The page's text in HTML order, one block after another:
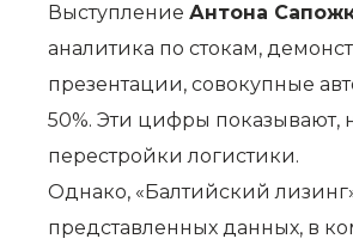
Выступление Антона
аналитика по стокам,
презентации, совокупные
50%. Эти цифры показывают,
перестройки логистики.
Однако, «Балтийский
представленных данных, в